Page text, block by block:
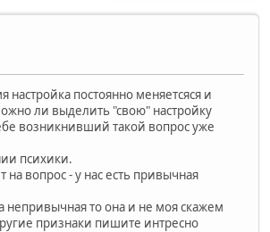
настройка постоянно меняетсяся и
ли выделить "свою" настройку
возникнивший такой вопрос уже
психики.
на вопрос - у нас есть привычная
непривычная то она и не моя скажем
признаки пишите интресно